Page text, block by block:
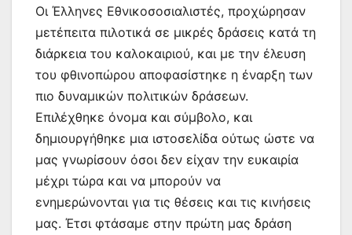
Οι Έλληνες Εθνικοσοσιαλιστές, προχώρησαν
μετέπειτα πιλοτικά σε μικρές δράσεις κατά τη
διάρκεια του καλοκαιριού, και με την έλευση
του φθινοπώρου αποφασίστηκε η έναρξη των
πιο δυναμικών πολιτικών δράσεων.
Επιλέχθηκε όνομα και σύμβολο, και
δημιουργήθηκε μια ιστοσελίδα ούτως ώστε να
μας γνωρίσουν όσοι δεν είχαν την ευκαιρία
μέχρι τώρα και να μπορούν να
ενημερώνονται για τις θέσεις και τις κινήσεις
μας. Έτσι φτάσαμε στην πρώτη μας δράση